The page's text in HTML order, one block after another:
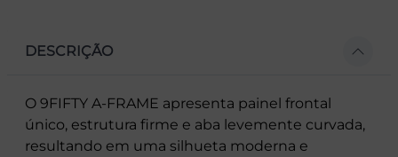
DESCRIÇÃO
O 9FIFTY A-FRAME apresenta painel frontal
único, estrutura firme e aba levemente curvada,
resultando em uma silhueta moderna e